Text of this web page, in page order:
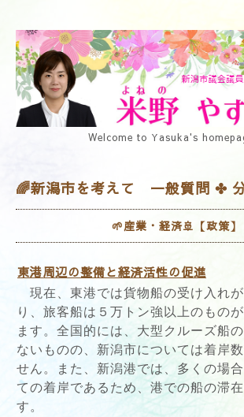
Welcome to Yasuka's
🌈新潟市を考えて 一般質問 ✤
🌱産業・経済🚢【政策】
東港周辺の整備と経済活性の促進
現在、東港では貨物船の受け入れ
り、旅客船は５万トン強以上のもの
ます。全国的には、大型クルーズ船
ないものの、新潟市については着岸
せん。また、新潟港では、多くの場
ての着岸であるため、港での船の滞
す。